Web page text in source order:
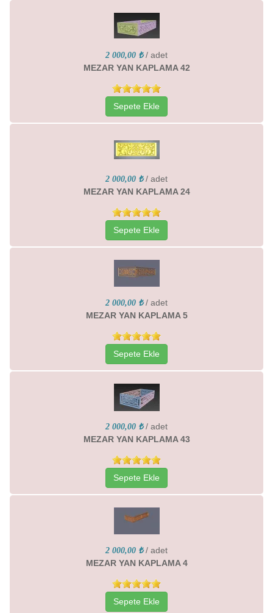
2 000,00 ₺ / adet
MEZAR YAN KAPLAMA 42
Sepete Ekle
2 000,00 ₺ / adet
MEZAR YAN KAPLAMA 24
Sepete Ekle
2 000,00 ₺ / adet
MEZAR YAN KAPLAMA 5
Sepete Ekle
2 000,00 ₺ / adet
MEZAR YAN KAPLAMA 43
Sepete Ekle
2 000,00 ₺ / adet
MEZAR YAN KAPLAMA 4
Sepete Ekle